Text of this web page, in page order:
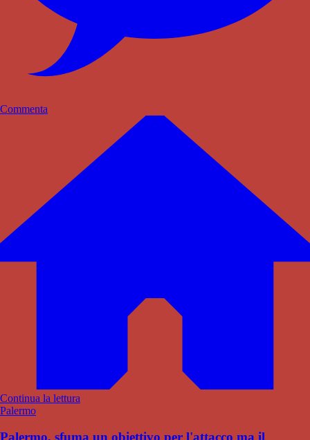
Commenta
Continua la lettura
Palermo